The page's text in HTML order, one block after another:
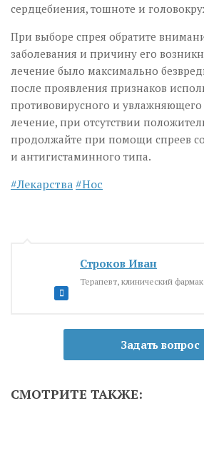
сердцебиения, тошноте и
При выборе спрея обратите
заболевания и причину его
лечение было максимально
после проявления признаков
противовирусного и
лечение, при отсутствии
продолжайте при помощи спреев
и антигистаминного типа.
Лекарства Нос
Строков Иван
Терапевт, клинический
Задать вопрос
СМОТРИТЕ ТАКЖЕ: